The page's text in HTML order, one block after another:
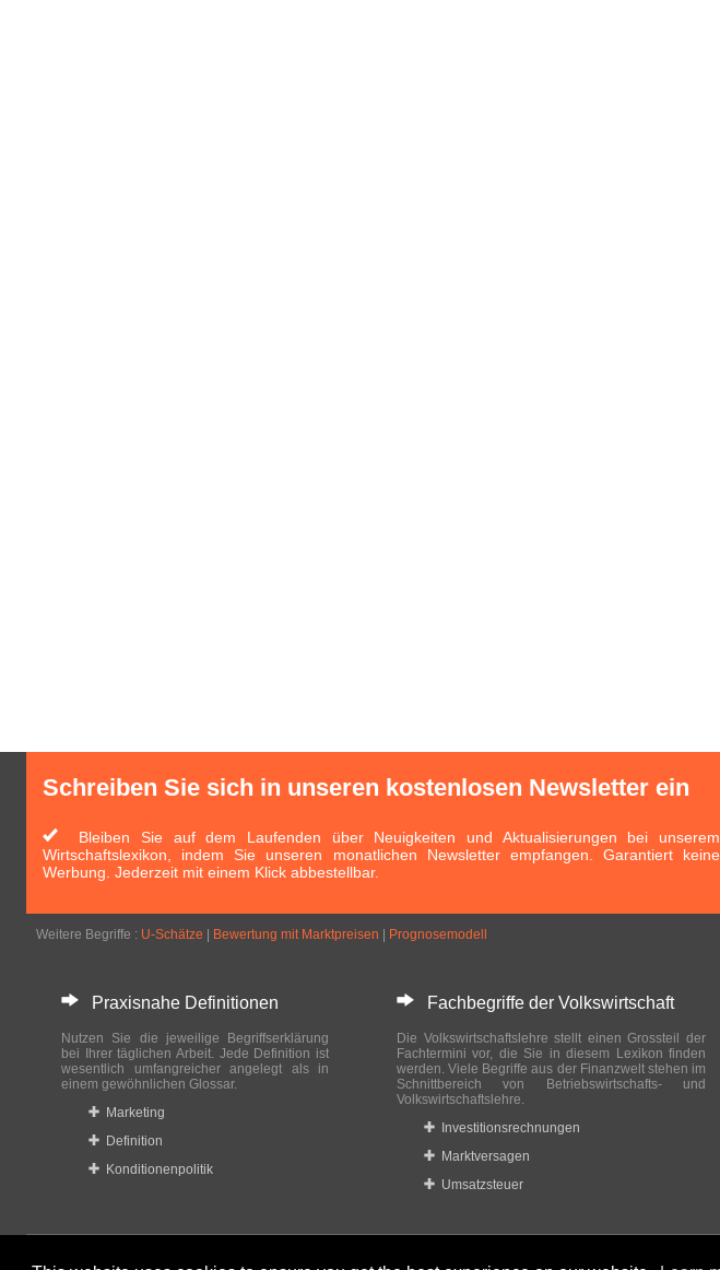
Schreiben Sie sich in unseren kostenlosen Newsletter ein
Bleiben Sie auf dem Laufenden über Neuigkeiten und Aktualisierungen bei unserem
Wirtschaftslexikon, indem Sie unseren monatlichen Newsletter empfangen. Garantiert keine
Werbung. Jederzeit mit einem Klick abbestellbar.
Weitere Begriffe : U-Schätze Bewertung mit Marktpreisen Prognosemodell
Praxisnahe Definitionen
Nutzen Sie die jeweilige Begriffserklärung
bei Ihrer täglichen Arbeit. Jede Definition ist
wesentlich umfangreicher angelegt als in
einem gewöhnlichen Glossar.
Marketing
Definition
Konditionenpolitik
Fachbegriffe der Volkswirtschaft
Die Volkswirtschaftslehre stellt einen Grossteil der
Fachtermini vor, die Sie in diesem Lexikon finden
werden. Viele Begriffe aus der Finanzwelt stehen im
Schnittbereich von Betriebswirtschafts- und
Volkswirtschaftslehre.
Investitionsrechnungen
Marktversagen
Umsatzsteuer